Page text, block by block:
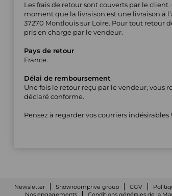
Les frais de retour sont couverts par le
moment que la livraison est une livraison à
37270 Montlouis sur Loire. Pour tout retour
pris en charge par le vendeur.
Pays de retour
France.
Délai de remboursement
Une fois le retour reçu par le vendeur,
déclaré conforme.
Pensez à regarder vos courriers indésirables !
Newsletter Showroomprive group CGV
Nos engagements
Conditions générales de la